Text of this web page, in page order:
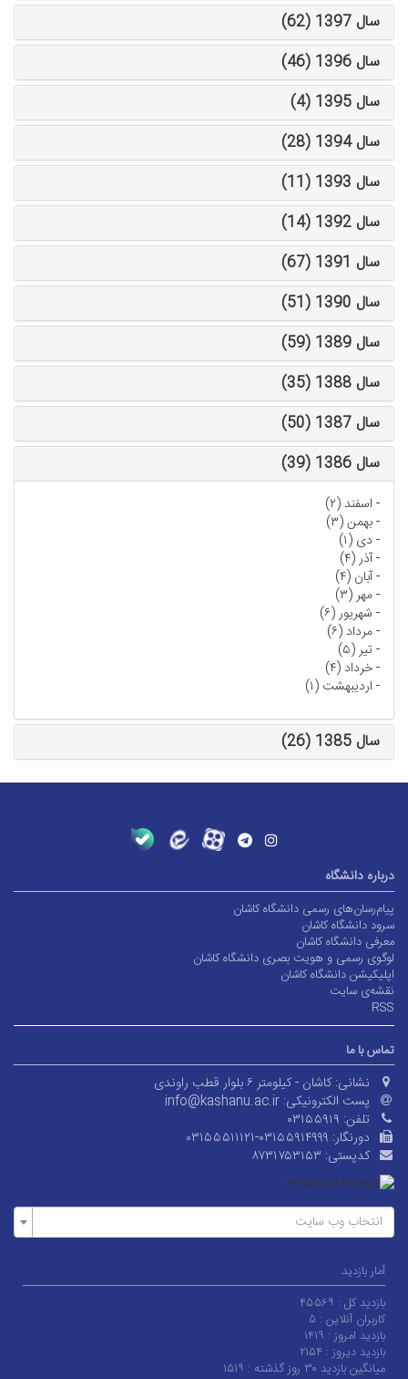
سال 1397 (62)
سال 1396 (46)
سال 1395 (4)
سال 1394 (28)
سال 1393 (11)
سال 1392 (14)
سال 1391 (67)
سال 1390 (51)
سال 1389 (59)
سال 1388 (35)
سال 1387 (50)
سال 1386 (39)
- اسفند (۲)
-بهمن (۳)
- دی (۱)
-آذر (۴)
-آبان (۴)
-مهر (۳)
- شهریور (۶)
-مرداد (۶)
-تیر (۵)
-خرداد (۴)
- اردیبهشت (۱)
سال 1385 (26)
درباره دانشگاه
پیام‌رسان‌های رسمی دانشگاه کاشان
سرود دانشگاه کاشان
معرفی دانشگاه کاشان
لوگوی رسمی و هویت بصری دانشگاه کاشان
اپلیکیشن دانشگاه کاشان
نقشه‌ی سایت
RSS
تماس با ما
نشانی: کاشان - کیلومتر ۶ بلوار قطب راوندی
پست الکترونیکی: info@kashanu.ac.ir
تلفن: ۰۳۱۵۵۹۱۹
دورنگار: ۰۳۱۵۵۵۱۱۱۲۱-۰۳۱۵۵۹۱۴۹۹۹
کدپستی: ۸۷۳۱۷۵۳۱۵۳
انتخاب وب سایت
آمار بازدید
بازدید کل : ۴۵۵۶۹
کاربران آنلاین : ۵
بازدید امروز : ۱۴۱۹
بازدید دیروز : ۲۱۵۴
میانگین بازدید ۳۰ روز گذشته :
۱۵۱۹